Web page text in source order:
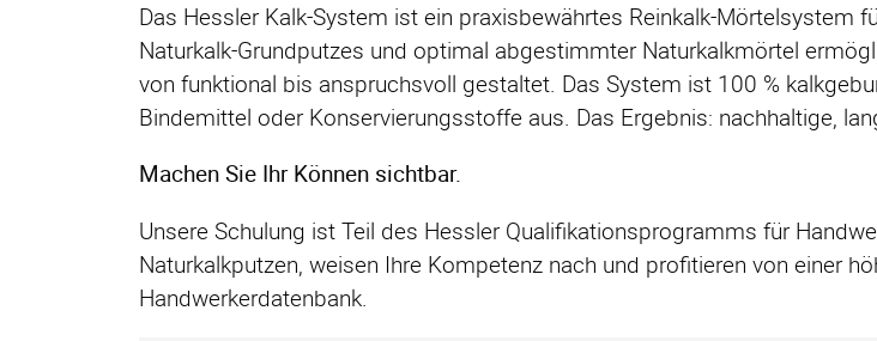
Das Hessler Kalk-System ist ein praxisbewährtes Reinkalk-Mörtelsystem
Naturkalk-Grundputzes und optimal abgestimmter Naturkalkmörtel
von funktional bis anspruchsvoll gestaltet. Das System ist 100 %
Bindemittel oder Konservierungsstoffe aus. Das Ergebnis: nachhaltige,
Machen Sie Ihr Können sichtbar.
Unsere Schulung ist Teil des Hessler Qualifikationsprogramms für
Naturkalkputzen, weisen Ihre Kompetenz nach und profitieren von einer
Handwerkerdatenbank.